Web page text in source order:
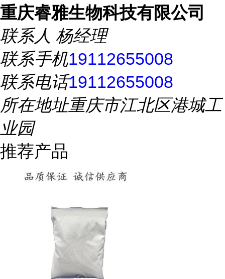
重庆睿雅生物科技有限公司
联系人 杨经理
联系手机19112655008
联系电话19112655008
所在地址重庆市江北区港城工
业园
推荐产品